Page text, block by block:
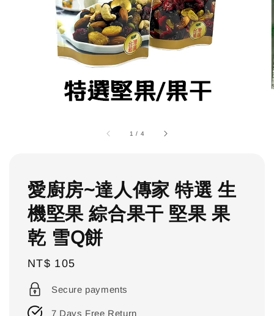
1 / 4
愛廚房~達人傳家 特選 生
機堅果 綜合果干 堅果 果
乾 雪Q餅
Regular
price
NT$ 105
Secure payments
7 Days Free Return